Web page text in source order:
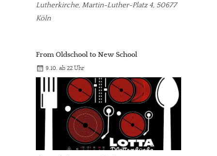
Lutherkirche, Martin-Luther-Platz 4, 50677
Köln
From Oldschool to New School
9.10. ab 22 Uhr